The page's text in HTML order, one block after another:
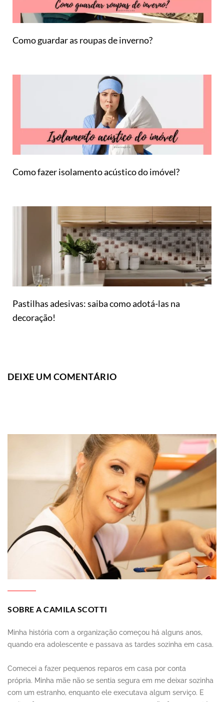
Como guardar as roupas de inverno?
Como fazer isolamento acústico do imóvel?
Pastilhas adesivas: saiba como adotá-las na
decoração!
DEIXE UM COMENTÁRIO
SOBRE A CAMILA SCOTTI
Minha história com a organização começou há alguns anos,
quando era adolescente e passava as tardes sozinha em casa.
Comecei a fazer pequenos reparos em casa por conta
própria. Minha mãe não se sentia segura em me deixar sozinha
com um estranho, enquanto ele executava algum serviço. E